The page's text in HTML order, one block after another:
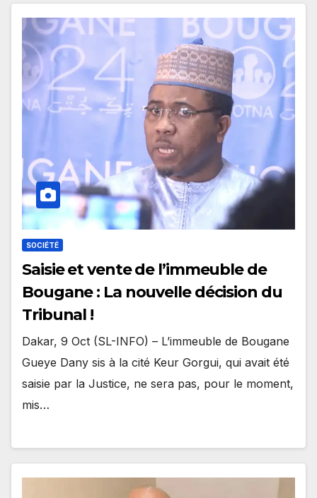
SOCIÉTÉ
Saisie et vente de l’immeuble de
Bougane : La nouvelle décision du
Tribunal !
Dakar, 9 Oct (SL-INFO) – L’immeuble de Bougane
Gueye Dany sis à la cité Keur Gorgui, qui avait été
saisie par la Justice, ne sera pas, pour le moment,
mis…